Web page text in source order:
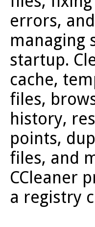
errors, and
managing
startup.
cache,
files,
history,
points,
files, and
CCleaner
a registry